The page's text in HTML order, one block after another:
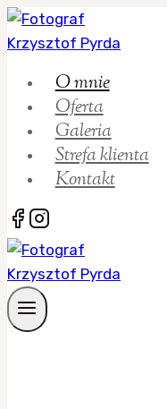
Przejdź
do
O mnie
Oferta
Galeria
Strefa klienta
Kontakt